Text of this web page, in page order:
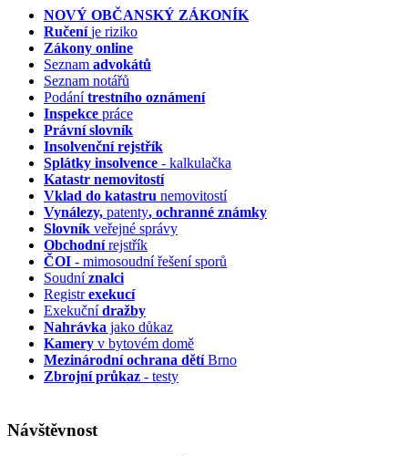
NOVÝ OBČANSKÝ ZÁKONÍK
Ručeníje riziko
Zákony online
Seznam advokátů
Seznam notářů
Podánítrestního oznámení
Inspekce práce
Právní slovník
Insolvenčnírejstřík
Splátky insolvence - kalkulačka
Katastr nemovitostí
Vklad do katastru nemovitostí
Vynálezy, patenty, ochranné známky
Slovník veřejné správy
Obchodnírejstřík
ČOI - mimosoudní řešení sporů
Soudníznalci
Registrexekucí
Exekučnídražby
Nahrávka jako důkaz
Kamery v bytovém domě
Mezinárodní ochrana dětíBrno
Zbrojní průkaz - testy
Návštěvnost